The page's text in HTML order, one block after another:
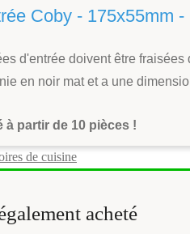
de cuisine
Coby - 175x55mm -
d'entrée doivent être
en noir mat et a une
à partir de 10 pièces !
acheté